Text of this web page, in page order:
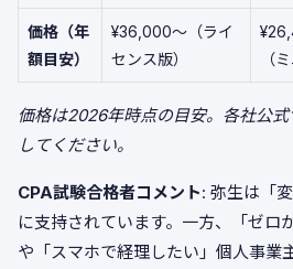
価格（年
額目安）
¥36,000〜（ライ
センス版）
（
価格は2026年時点の目安。各社公
してください。
CPA試験合格者コメント: 弥生は「
に支持されています。一方、「ゼロ
や「スマホで経理したい」個人事